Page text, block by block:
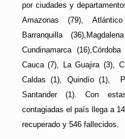
por ciudades y
Amazonas (79),
Barranquilla
Cundinamarca
Cauca (7), La Guajira (3),
Caldas (1), Quindío (1),
Santander (1). Con
contagiadas el país llega a
recuperado y 546 fallecidos.